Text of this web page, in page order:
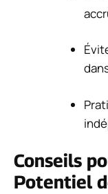
Conseils
Potentiel